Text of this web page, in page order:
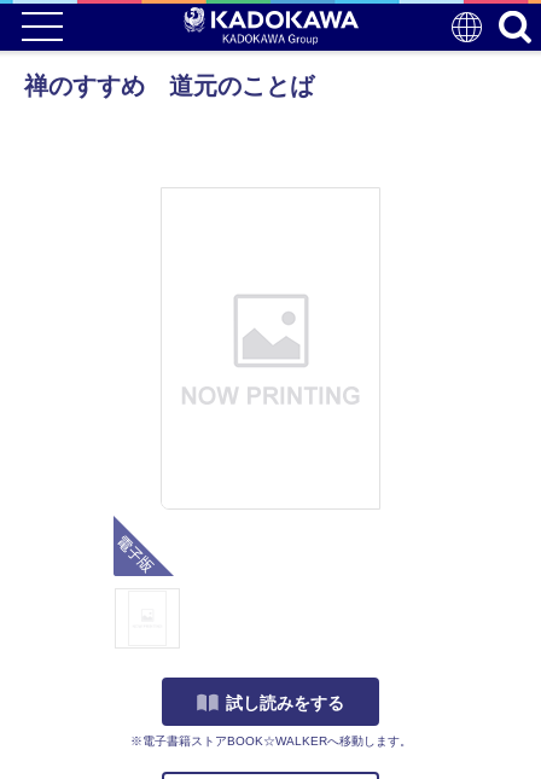
禅のすすめ 道元のことば
試し読みをする
※電子書籍ストアBOOK☆WALKERへ移動します。